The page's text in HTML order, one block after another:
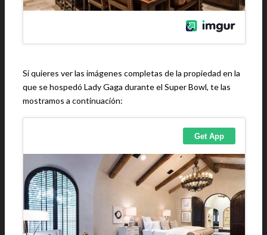
Si quieres ver las imágenes completas de la propiedad en la
que se hospedó Lady Gaga durante el Super Bowl, te las
mostramos a continuación: